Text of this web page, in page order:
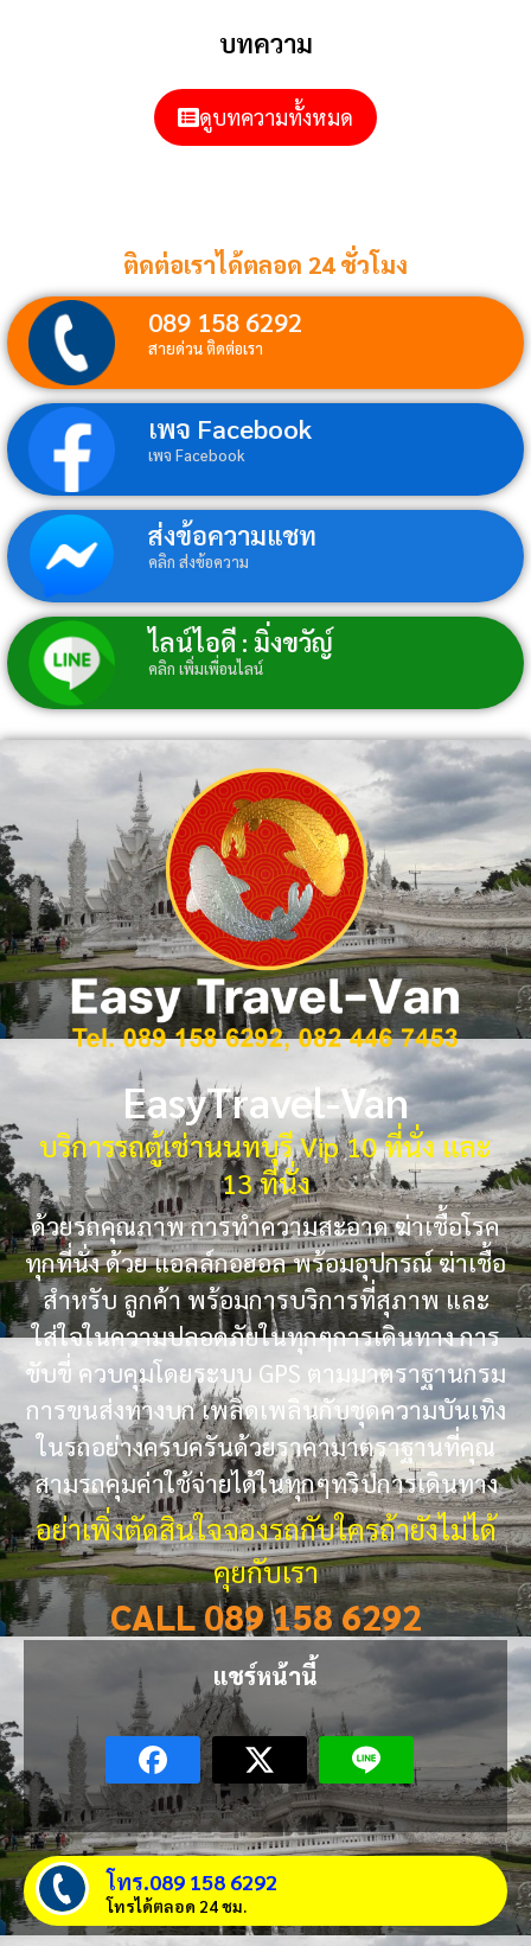
บทความ
ดูบทความทั้งหมด
ติดต่อเราได้ตลอด 24 ชั่วโมง
089 158 6292
สายด่วน ติดต่อเรา
เพจ Facebook
เพจ Facebook
ส่งข้อความแชท
คลิก ส่งข้อความ
ไลน์ไอดี : มิ่งขวัญ์
คลิก เพิ่มเพื่อนไลน์
EasyTravel-Van
บริการรถตู้เช่านนทบุรี Vip 10 ที่นั่ง และ
13 ที่นั่ง
ด้วยรถคุณภาพ การทำความสะอาด ฆ่าเชื้อโรค
ทุกที่นั่ง ด้วย แอลล์กอฮอล พร้อมอุปกรณ์ ฆ่าเชื้อ
สำหรับ ลูกค้า พร้อมการบริการที่สุภาพ และ
ใส่ใจในความปลอดภัยในทุกๆการเดินทาง การ
ขับขี่ ควบคุมโดยระบบ GPS ตามมาตราฐานกรม
การขนส่งทางบก เพลิดเพลินกับชุดความบันเทิง
ในรถอย่างครบครันด้วยราคามาตราฐานที่คุณ
สามรถคุมค่าใช้จ่ายได้ในทุกๆทริปการเดินทาง
อย่าเพิ่งตัดสินใจจองรถกับใครถ้ายังไม่ได้
คุยกับเรา
CALL 089 158 6292
แชร์หน้านี้
โทร.089 158 6292
โทรได้ตลอด 24 ชม.